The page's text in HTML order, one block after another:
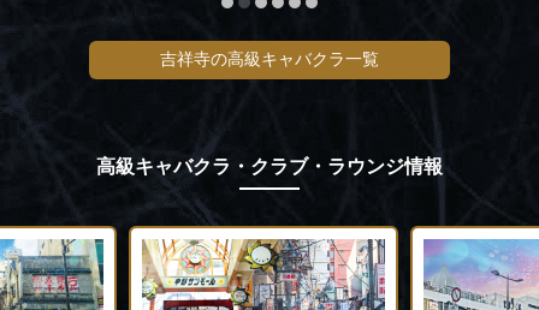
吉祥寺の高級キャバクラ一覧
高級キャバクラ・クラブ・ラウンジ情報